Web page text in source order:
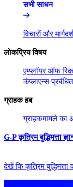
सभी साधन​​
विचारों और
लोकप्रिय विषय​​
एम्प्लॉयर ऑफ
कंप्लाएन्स
ग्राहक हब​​
ग्राहक​​मामले का
G-P कृत्रिम बुद्धिमत्ता
देखें कि कृत्रिम